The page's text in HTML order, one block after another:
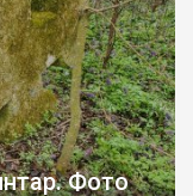
Фото